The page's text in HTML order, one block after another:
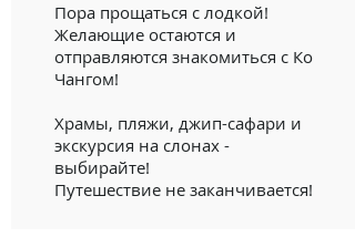
Пора прощаться с лодкой!
Желающие остаются и
отправляются знакомиться с Ко
Чангом!
Храмы, пляжи, джип-сафари и
экскурсия на слонах -
выбирайте!
Путешествие не заканчивается!